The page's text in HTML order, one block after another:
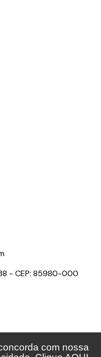
com nossa
- CEP: 85980-000
| Desenvolvido